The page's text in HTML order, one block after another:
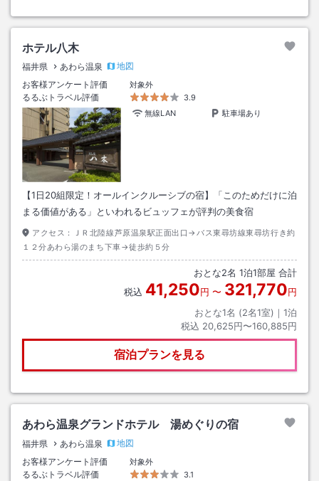
ホテル八木
福井県 あわら温泉
地図
お客様アンケート評価
対象外
るるぶトラベル評価
3.9
無線LAN
駐車場あり
【1日20組限定！オールインクルーシブの宿】「このためだけに泊
まる価値がある」といわれるビュッフェが評判の美食宿
アクセス：
ＪＲ北陸線芦原温泉駅正面出口→バス東尋坊線東尋坊行き約
１２分あわら湯のまち下車→徒歩約５分
おとな2名 1泊1部屋 合計
税込 41,250円 〜 321,770円
おとな1名 (2名1室)｜ 1泊
税込 20,625円〜160,885円
宿泊プランを見る
あわら温泉グランドホテル 湯めぐりの宿
福井県 あわら温泉
地図
お客様アンケート評価
対象外
るるぶトラベル評価
3.1